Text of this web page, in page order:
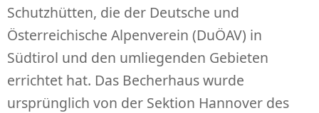
Schutzhütten, die der Deutsche und
Österreichische Alpenverein (DuÖAV) in
Südtirol und den umliegenden Gebieten
errichtet hat. Das Becherhaus wurde
ursprünglich von der Sektion Hannover des